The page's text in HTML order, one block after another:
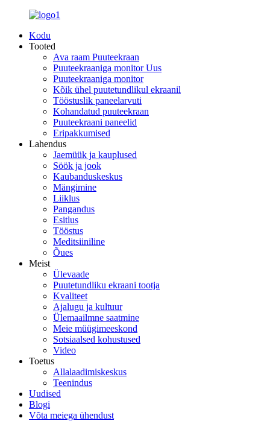
Kodu
Tooted
Ava raam Puuteekraan
Puuteekraaniga monitor Uus
Puuteekraaniga monitor
Kõik ühel puutetundlikul ekraanil
Tööstuslik paneelarvuti
Kohandatud puuteekraan
Puuteekraani paneelid
Eripakkumised
Lahendus
Jaemüük ja kauplused
Söök ja jook
Kaubanduskeskus
Mängimine
Liiklus
Pangandus
Esitlus
Tööstus
Meditsiiniline
Õues
Meist
Ülevaade
Puutetundliku ekraani tootja
Kvaliteet
Ajalugu ja kultuur
Ülemaailmne saatmine
Meie müügimeeskond
Sotsiaalsed kohustused
Video
Toetus
Allalaadimiskeskus
Teenindus
Uudised
Blogi
Võta meiega ühendust